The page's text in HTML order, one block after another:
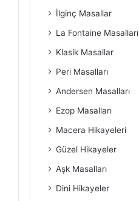
İlginç Masallar
La Fontaine Masalları
Klasik Masallar
Peri Masalları
Andersen Masalları
Ezop Masalları
Macera Hikayeleri
Güzel Hikayeler
Aşk Masalları
Dini Hikayeler